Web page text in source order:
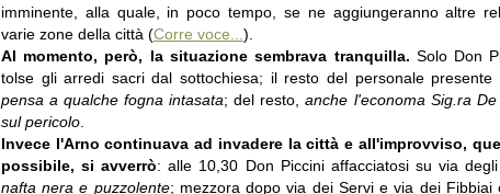
imminente, alla quale, in poco tempo, se ne aggiungeranno altre
varie zone della città (Corre voce... ).
Al momento, però, la situazione sembrava tranquilla. Solo Don
tolse gli arredi sacri dal sottochiesa; il resto del personale presente
pensa a qualche fogna intasata; del resto,anche l'economa Sig.ra
sul pericolo.
Invece l'Arno continuava ad invadere la città e all'improvviso,
possibile, si avverrò: alle 10,30 Don Piccini affacciatosi su via
nafta nera e puzzolente; mezzora dopo via dei Servi e via dei Fibbiai